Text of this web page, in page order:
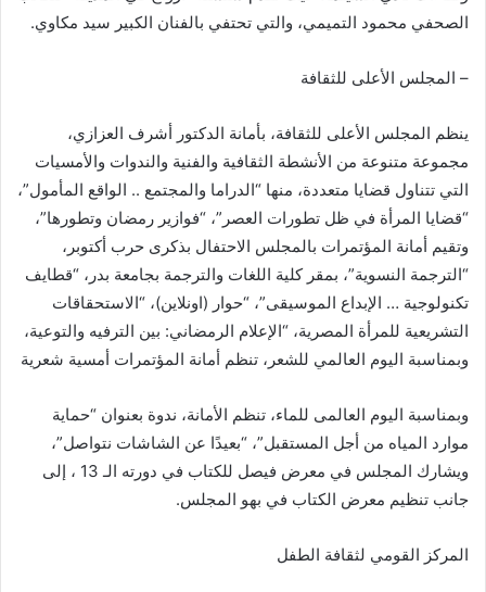
الصحفي محمود التميمي، والتي تحتفي بالفنان الكبير سيد مكاوي.
– المجلس الأعلى للثقافة
ينظم المجلس الأعلى للثقافة، بأمانة الدكتور أشرف العزازي،
مجموعة متنوعة من الأنشطة الثقافية والفنية والندوات والأمسيات
التي تتناول قضايا متعددة، منها “الدراما والمجتمع .. الواقع المأمول”،
“قضايا المرأة في ظل تطورات العصر”، “فوازير رمضان وتطورها”،
وتقيم أمانة المؤتمرات بالمجلس الاحتفال بذكرى حرب أكتوبر،
“الترجمة النسوية”، بمقر كلية اللغات والترجمة بجامعة بدر، “قطايف
تكنولوجية … الإبداع الموسيقى”، “حوار (اونلاين)، “الاستحقاقات
التشريعية للمرأة المصرية، “الإعلام الرمضاني: بين الترفيه والتوعية،
وبمناسبة اليوم العالمي للشعر، تنظم أمانة المؤتمرات أمسية شعرية
وبمناسبة اليوم العالمى للماء، تنظم الأمانة، ندوة بعنوان “حماية
موارد المياه من أجل المستقبل”، “بعيدًا عن الشاشات نتواصل”،
ويشارك المجلس في معرض فيصل للكتاب في دورته الـ 13 ، إلى
جانب تنظيم معرض الكتاب في بهو المجلس.
المركز القومي لثقافة الطفل